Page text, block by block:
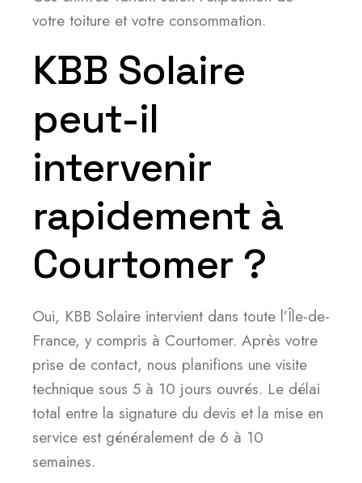
votre toiture et votre consommation.
KBB Solaire
peut-il
intervenir
rapidement à
Courtomer ?
Oui, KBB Solaire intervient dans toute l’Île-de-
France, y compris à Courtomer. Après votre
prise de contact, nous planifions une visite
technique sous 5 à 10 jours ouvrés. Le délai
total entre la signature du devis et la mise en
service est généralement de 6 à 10
semaines.